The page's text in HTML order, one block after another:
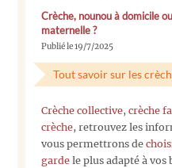
Crèche, nounou à domicile
maternelle ?
Publié le 19/7/2025
Tout savoir sur les
Crèche collective, crèche
crèche, retrouvez les
vous permettrons de
garde le plus adapté à vos